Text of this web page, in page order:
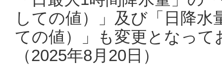
しての値）」及び「日降
ての値）」も変更となっ
（2025年8月20日）